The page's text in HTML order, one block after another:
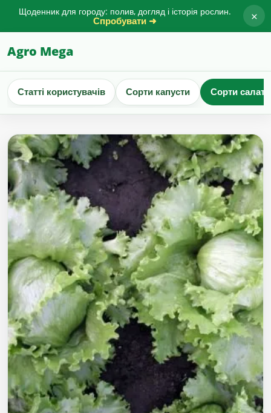
Щоденник для городу: полив, догляд і історія рослин.
Спробувати ➜ ×
Agro Mega
Статті користувачів Сорти капусти Сорти салату